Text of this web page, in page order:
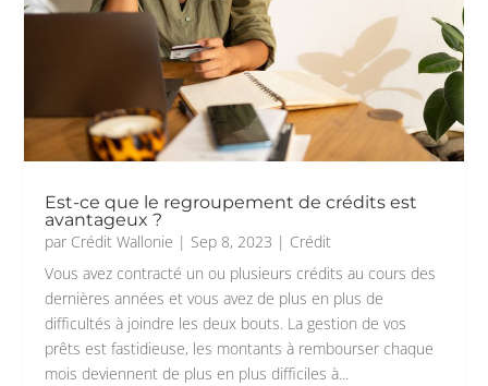
Est-ce que le regroupement de crédits est
avantageux ?
par Crédit Wallonie | Sep 8, 2023 | Crédit
Vous avez contracté un ou plusieurs crédits au cours des
dernières années et vous avez de plus en plus de
difficultés à joindre les deux bouts. La gestion de vos
prêts est fastidieuse, les montants à rembourser chaque
mois deviennent de plus en plus difficiles à...